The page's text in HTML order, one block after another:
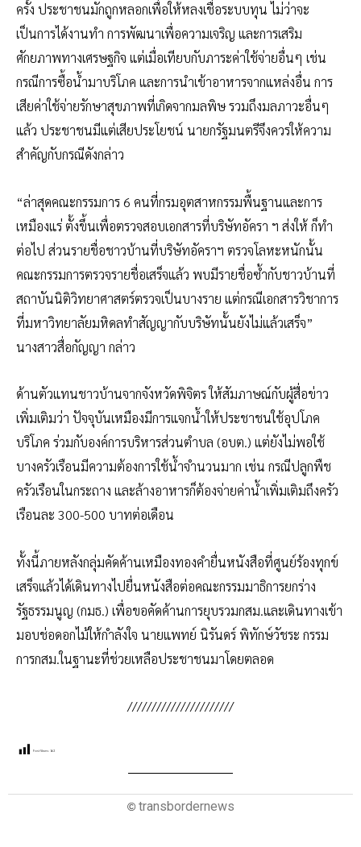
ครั้ง ประชาชนมักถูกหลอกเพื่อให้หลงเชื่อระบบทุน ไม่ว่าจะ
เป็นการได้งานทำ การพัฒนาเพื่อความเจริญ และการเสริม
ศักยภาพทางเศรษฐกิจ แต่เมื่อเทียบกับภาระค่าใช้จ่ายอื่นๆ เช่น
กรณีการซื้อน้ำมาบริโภค และการนำเข้าอาหารจากแหล่งอื่น การ
เสียค่าใช้จ่ายรักษาสุขภาพที่เกิดจากมลพิษ รวมถึงมลภาวะอื่นๆ
แล้ว ประชาชนมีแต่เสียประโยชน์ นายกรัฐมนตรีจึงควรให้ความ
สำคัญกับกรณีดังกล่าว
“ล่าสุดคณะกรรมการ 6 คนที่กรมอุตสาหกรรมพื้นฐานและการ
เหมืองแร่ ตั้งขึ้นเพื่อตรวจสอบเอกสารที่บริษัทอัครา ฯ ส่งให้ ก็ทำ
ต่อไป ส่วนรายชื่อชาวบ้านที่บริษัทอัคราฯ ตรวจโลหะหนักนั้น
คณะกรรมการตรวจรายชื่อเสร็จแล้ว พบมีรายชื่อซ้ำกับชาวบ้านที่
สถาบันนิติวิทยาศาสตร์ตรวจเป็นบางราย แต่กรณีเอกสารวิชาการ
ที่มหาวิทยาลัยมหิดลทำสัญญากับบริษัทนั้นยังไม่แล้วเสร็จ”
นางสาวสื่อกัญญา กล่าว
ด้านตัวแทนชาวบ้านจากจังหวัดพิจิตร ให้สัมภาษณ์กับผู้สื่อข่าว
เพิ่มเติมว่า ปัจจุบันเหมืองมีการแจกน้ำให้ประชาชนใช้อุปโภค
บริโภค ร่วมกับองค์การบริหารส่วนตำบล (อบต.) แต่ยังไม่พอใช้
บางครัวเรือนมีความต้องการใช้น้ำจำนวนมาก เช่น กรณีปลูกพืช
ครัวเรือนในกระถาง และล้างอาหารก็ต้องจ่ายค่าน้ำเพิ่มเติมถึงครัว
เรือนละ 300-500 บาทต่อเดือน
ทั้งนี้ภายหลังกลุ่มคัดค้านเหมืองทองคำยื่นหนังสือที่ศูนย์ร้องทุกข์
เสร็จแล้วได้เดินทางไปยื่นหนังสือต่อคณะกรรมมาธิการยกร่าง
รัฐธรรมนูญ (กมธ.) เพื่อขอคัดค้านการยุบรวมกสม.และเดินทางเข้า
มอบช่อดอกไม้ให้กำลังใจ นายแพทย์ นิรันดร์ พิทักษ์วัชระ กรรม
การกสม.ในฐานะที่ช่วยเหลือประชาชนมาโดยตลอด
//////////////////////
Post Views: 162
© transbordernews